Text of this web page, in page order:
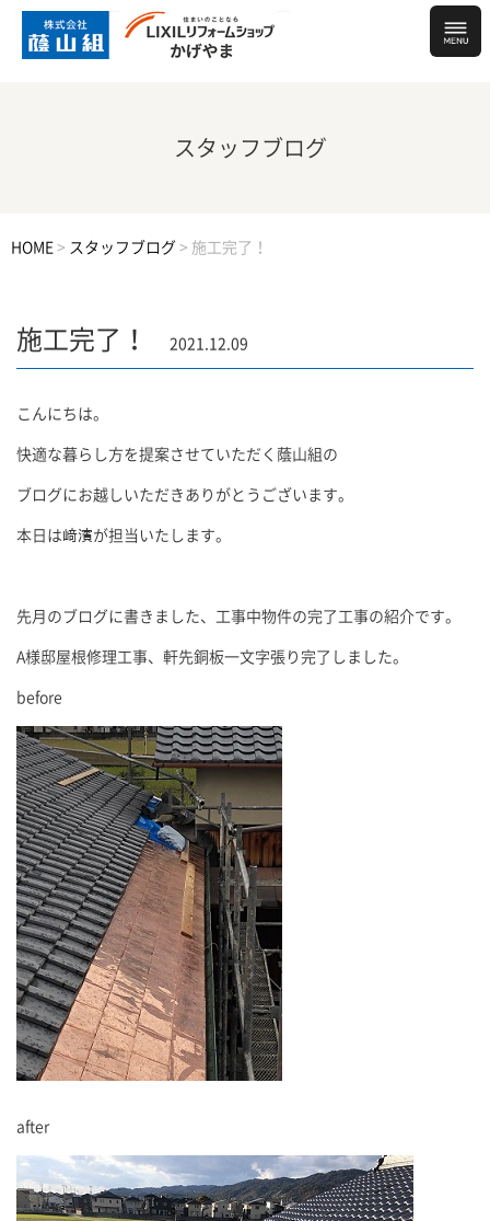
スタッフブログ
HOME > スタッフブログ > 施工完了！
施工完了！ 2021.12.09
こんにちは。
快適な暮らし方を提案させていただく蔭山組の
ブログにお越しいただきありがとうございます。
本日は﨑濱が担当いたします。
先月のブログに書きました、工事中物件の完了工事の紹介です。
A様邸屋根修理工事、軒先銅板一文字張り完了しました。
before
after